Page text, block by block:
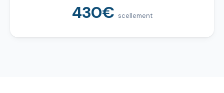
430€ scellement